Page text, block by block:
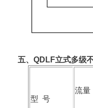
五、QDLF立式多级不
型 号
流量